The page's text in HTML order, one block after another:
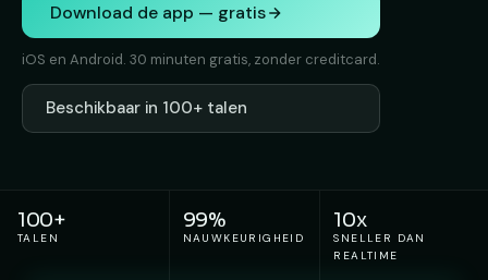
Download de app — gratis
iOS en Android. 30 minuten gratis, zonder creditcard.
Beschikbaar in 100+ talen
100+
TALEN
99%
NAUWKEURIGHEID
10x
SNELLER DAN
REALTIME